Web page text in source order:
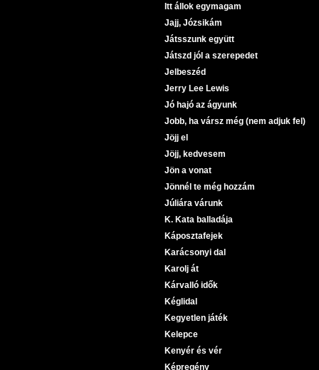
Itt állok egymagam
Jajj, Józsikám
Játsszunk együtt
Játszd jól a szerepedet
Jelbeszéd
Jerry Lee Lewis
Jó hajó az ágyunk
Jobb, ha vársz még (nem adjuk fel)
Jöjj el
Jöjj, kedvesem
Jön a vonat
Jönnél te még hozzám
Júliára várunk
K. Kata balladája
Káposztafejek
Karácsonyi dal
Karolj át
Kárvalló idők
Kéglidal
Kegyetlen játék
Kelepce
Kenyér és vér
Képregény